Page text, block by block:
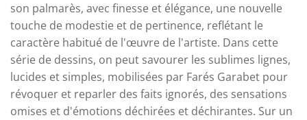
son palmarès, avec finesse et élégance, une nouvelle
touche de modestie et de pertinence, reflétant le
caractère habitué de l'œuvre de l'artiste. Dans cette
série de dessins, on peut savourer les sublimes lignes,
lucides et simples, mobilisées par Farés Garabet pour
révoquer et reparler des faits ignorés, des sensations
omises et d'émotions déchirées et déchirantes. Sur un